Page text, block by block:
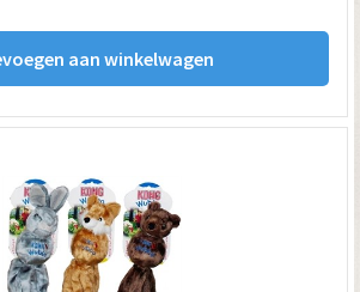
aan winkelwagen